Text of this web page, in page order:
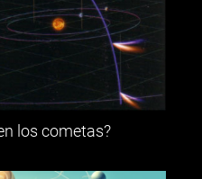
los cometas?